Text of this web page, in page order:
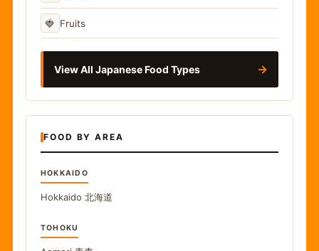
🍓 Fruits
View All Japanese Food Types →
FOOD BY AREA
HOKKAIDO
Hokkaido 北海道
TOHOKU